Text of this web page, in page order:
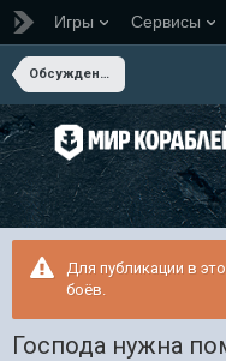
Игры Сервисы
Обсуждение Мира Кораблей
Для публикации в
боёв.
Господа нужна